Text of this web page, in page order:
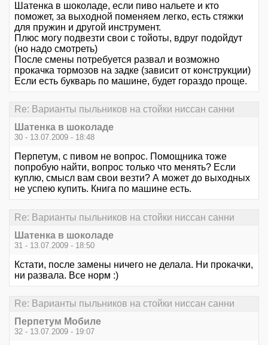
Шатенка в шоколаде, если пиво нальете и кто
поможет, за выходной поменяем легко, есть стяжки
для пружин и другой инструмент.
Плюс могу подвезти свои с тойоты, вдруг подойдут
(но надо смотреть)
После смены потребуется развал и возможно
прокачка тормозов на задке (зависит от конструкции)
Если есть букварь по машине, будет гораздо проще.
Re: Варианты пыльников на стойки ниссан санни
Шатенка в шоколаде
30 - 13.07.2009 - 18:48
Перпетум, с пивом не вопрос. Помощника тоже
попробую найти, вопрос только что менять? Если
куплю, смысл вам свои везти? А может до выходных
не успею купить. Книга по машине есть.
Re: Варианты пыльников на стойки ниссан санни
Шатенка в шоколаде
31 - 13.07.2009 - 18:50
Кстати, после замены ничего не делала. Ни прокачки,
ни развала. Все норм :)
Re: Варианты пыльников на стойки ниссан санни
Перпетум Мобиле
32 - 13.07.2009 - 19:07